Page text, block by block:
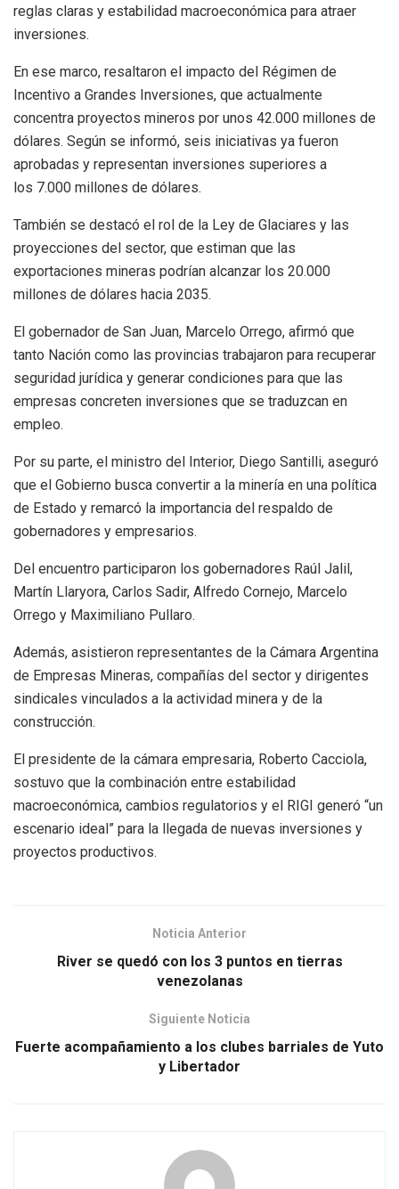
reglas claras y estabilidad macroeconómica para atraer
inversiones.
En ese marco, resaltaron el impacto del Régimen de
Incentivo a Grandes Inversiones, que actualmente
concentra proyectos mineros por unos 42.000 millones de
dólares. Según se informó, seis iniciativas ya fueron
aprobadas y representan inversiones superiores a
los 7.000 millones de dólares.
También se destacó el rol de la Ley de Glaciares y las
proyecciones del sector, que estiman que las
exportaciones mineras podrían alcanzar los 20.000
millones de dólares hacia 2035.
El gobernador de San Juan, Marcelo Orrego, afirmó que
tanto Nación como las provincias trabajaron para recuperar
seguridad jurídica y generar condiciones para que las
empresas concreten inversiones que se traduzcan en
empleo.
Por su parte, el ministro del Interior, Diego Santilli, aseguró
que el Gobierno busca convertir a la minería en una política
de Estado y remarcó la importancia del respaldo de
gobernadores y empresarios.
Del encuentro participaron los gobernadores Raúl Jalil,
Martín Llaryora, Carlos Sadir, Alfredo Cornejo, Marcelo
Orrego y Maximiliano Pullaro.
Además, asistieron representantes de la Cámara Argentina
de Empresas Mineras, compañías del sector y dirigentes
sindicales vinculados a la actividad minera y de la
construcción.
El presidente de la cámara empresaria, Roberto Cacciola,
sostuvo que la combinación entre estabilidad
macroeconómica, cambios regulatorios y el RIGI generó “un
escenario ideal” para la llegada de nuevas inversiones y
proyectos productivos.
Noticia Anterior
River se quedó con los 3 puntos en tierras
venezolanas
Siguiente Noticia
Fuerte acompañamiento a los clubes barriales de Yuto
y Libertador